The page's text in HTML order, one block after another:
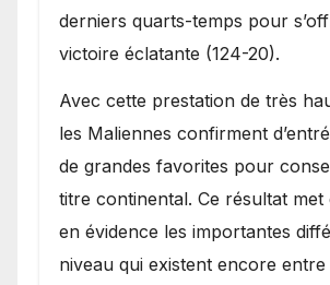
derniers quarts-temps pour
victoire éclatante (124-20).
Avec cette prestation de très
les Maliennes confirment
de grandes favorites pour
titre continental. Ce résultat met
en évidence les importantes
niveau qui existent encore entre